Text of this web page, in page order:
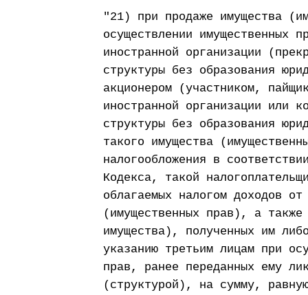
"21) при продаже имущества
осуществлении имущественных
иностранной организации
структуры без образования
акционером (участником,
иностранной организации или
структуры без образования
такого имущества
налогообложения в
Кодекса, такой
облагаемых налогом доходов
(имущественных прав), а
имущества), полученных им
указанию третьим лицам при
прав, ранее переданных ему
(структурой), на сумму,